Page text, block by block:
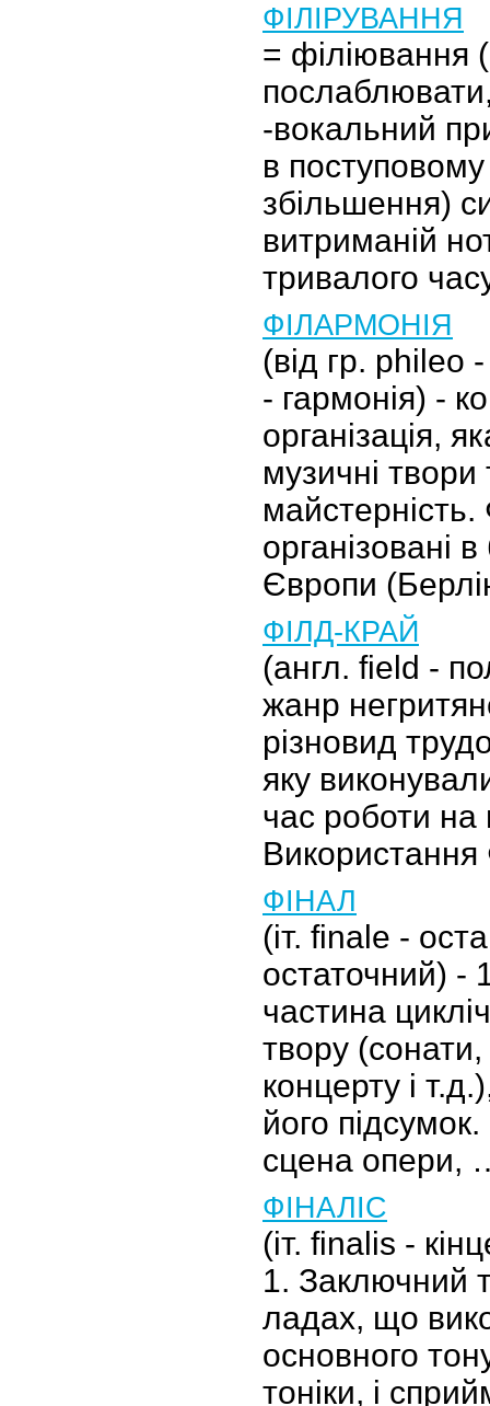
ФІЛІРУВАННЯ
= філіювання
-вокальний
в
збільшення)
витриманій
тривалого
ФІЛАРМОНІЯ
(від гр. phileo
- гармонія) -
організація,
музичні твори
організовані
Європи
ФІЛД-КРАЙ
(англ. field -
жанр
різновид
яку
час роботи на
ФІНАЛ
(іт. finale -
остаточний) -
частина
твору
концерту і
його
сцена опери,
ФІНАЛІС
(іт. finalis -
1. Заключний
ладах, що
основного
тоніки, і